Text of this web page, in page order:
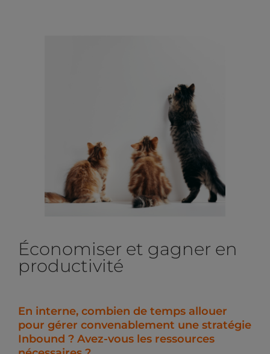
Économiser et gagner en
productivité
En interne, combien de temps allouer
pour gérer convenablement une stratégie
Inbound ? Avez-vous les ressources